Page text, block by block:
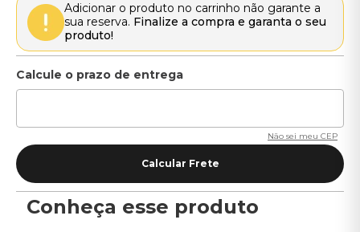
Adicionar o produto no carrinho não garante a
sua reserva. Finalize a compra e garanta o seu
produto!
Não sei meu CEP
Conheça esse produto